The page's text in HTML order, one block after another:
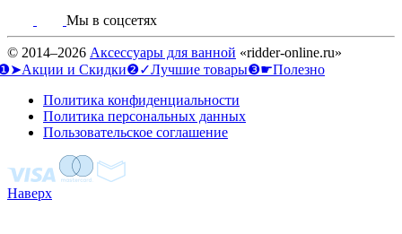
Мы в соцсетях
© 2014–2026 Аксессуары для ванной «ridder-online.ru»
и Скидки❷✓Лучшие товары❸☛Полезно
Политика конфиденциальности
Политика персональных данных
Пользовательское соглашение
Наверх